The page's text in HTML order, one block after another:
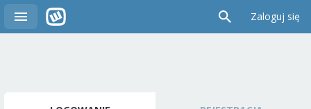
Zaloguj się